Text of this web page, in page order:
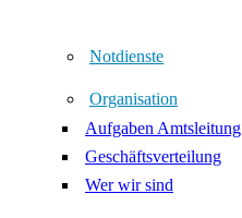
Notdienste
Organisation
Aufgaben Amtsleitung
Geschäftsverteilung
Wer wir sind